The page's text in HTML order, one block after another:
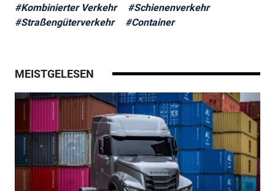
#Kombinierter Verkehr
#Schienenverkehr
#Straßengüterverkehr
#Container
MEISTGELESEN